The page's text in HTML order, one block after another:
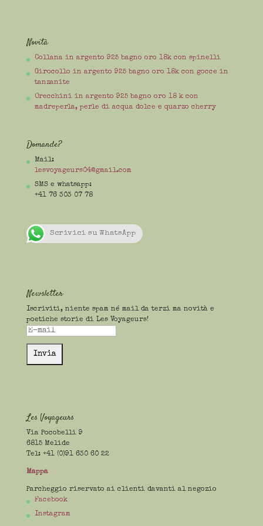
Novità
Collana in argento 925 bagno oro 18k con spinelli
Girocollo in argento 925 bagno oro 18k con gocce in
tanzanite
Orecchini in argento 925 bagno oro 18 k con
madreperla, perle di acqua dolce e quarzo cherry
Domande?
Mail:
lesvoyageurs04@gmail.com
SMS e whatsapp:
+41 76 303 07 78
Scrivici su WhatsApp
Newsletter
Iscriviti, niente spam né mail da terzi ma novità e
poetiche storie di Les Voyageurs!
Les Voyageurs
Via Pocobelli 9
6815 Melide
Tel: +41 (0)91 630 60 22
Mappa
Parcheggio riservato ai clienti davanti al negozio
Facebook
Instagram